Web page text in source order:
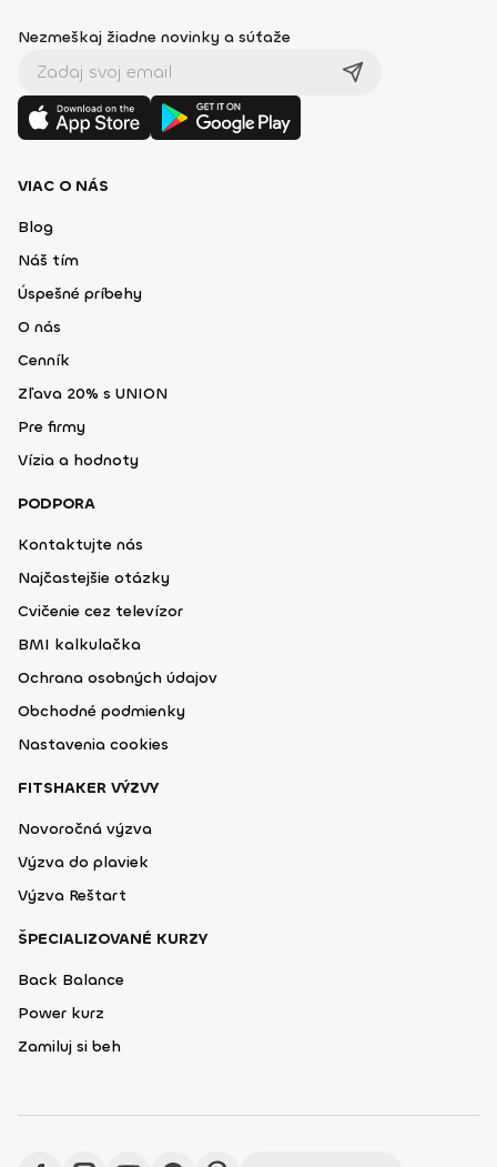
Nezmeškaj žiadne novinky a súťaže
VIAC O NÁS
Blog
Náš tím
Úspešné príbehy
O nás
Cenník
Zľava 20% s UNION
Pre firmy
Vízia a hodnoty
PODPORA
Kontaktujte nás
Najčastejšie otázky
Cvičenie cez televízor
BMI kalkulačka
Ochrana osobných údajov
Obchodné podmienky
Nastavenia cookies
FITSHAKER VÝZVY
Novoročná výzva
Výzva do plaviek
Výzva Reštart
ŠPECIALIZOVANÉ KURZY
Back Balance
Power kurz
Zamiluj si beh